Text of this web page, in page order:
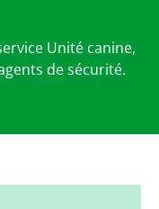
Unité canine,
de sécurité.